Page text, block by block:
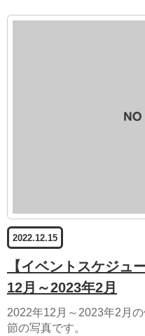
2022.12.15
【イベントスケジュ
12月～2023年2月
2022年12月～2023年2月
節の写真です。